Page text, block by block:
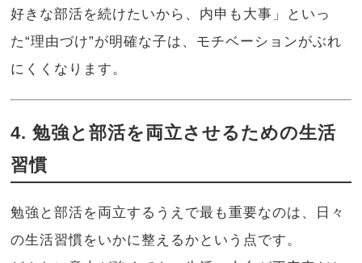
好きな部活を続けたいから、内申も大事」といっ
た“理由づけ”が明確な子は、モチベーションがぶれ
にくくなります。
4. 勉強と部活を両立させるための生活
習慣
勉強と部活を両立するうえで最も重要なのは、日々
の生活習慣をいかに整えるかという点です。